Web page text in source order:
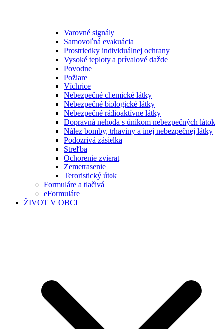
Varovné signály
Samovoľná evakuácia
Prostriedky individuálnej ochrany
Vysoké teploty a prívalové dažde
Povodne
Požiare
Víchrice
Nebezpečné chemické látky
Nebezpečné biologické látky
Nebezpečné rádioaktívne látky
Dopravná nehoda s únikom nebezpečných látok
Nález bomby, trhaviny a inej nebezpečnej látky
Podozrivá zásielka
Streľba
Ochorenie zvierat
Zemetrasenie
Teroristický útok
Formuláre a tlačivá
eFormuláre
ŽIVOT V OBCI